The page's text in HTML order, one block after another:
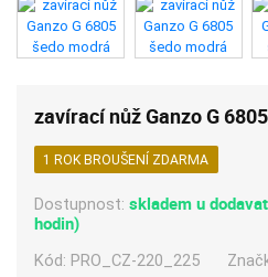
zavírací nůž Ganzo G
1 ROK BROUŠENÍ ZDARMA
Dostupnost:skladem u
hodin)
Kód: PRO_CZ-220_225